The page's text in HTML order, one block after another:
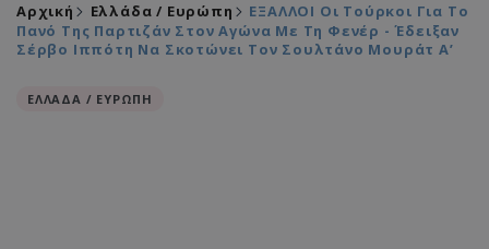
Αρχική Ελλάδα / Ευρώπη
ΕΞΑΛΛΟΙ Οι Τούρκοι Για Το
Πανό Της Παρτιζάν Στον Αγώνα Με Τη Φενέρ - Έδειξαν
Σέρβο Ιππότη Να Σκοτώνει Τον Σουλτάνο Μουράτ Α’
ΕΛΛΑΔΑ / ΕΥΡΩΠΗ